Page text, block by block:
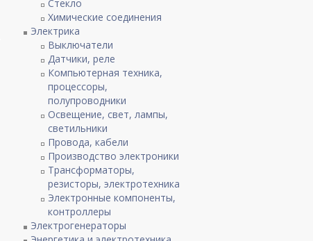
Стекло
Химические соединения
Электрика
Выключатели
Датчики, реле
Компьютерная техника,
процессоры,
полупроводники
Освещение, свет, лампы,
светильники
Провода, кабели
Производство электроники
Трансформаторы,
резисторы, электротехника
Электронные компоненты,
контроллеры
Электрогенераторы